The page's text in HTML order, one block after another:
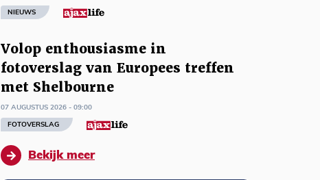
NIEUWS
Volop enthousiasme in
fotoverslag van Europees treffen
met Shelbourne
07 AUGUSTUS 2026 - 09:00
FOTOVERSLAG
Bekijk meer